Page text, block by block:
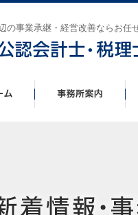
の事業承継・経営改善ならお任